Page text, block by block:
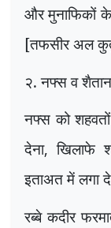
और मुनाफिकों के
[तफसीर अल
२. नफ्स व
नफ्स को
देना,खिलाफे
इताअत में लगा
रब्बे कदीर